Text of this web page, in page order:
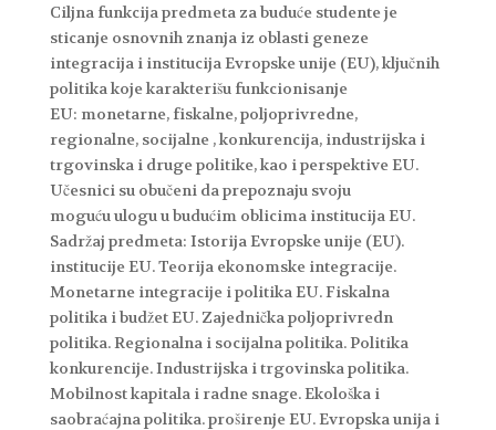
Ciljna funkcija predmeta za buduće studente je
sticanje osnovnih znanja iz oblasti geneze
integracija i institucija Evropske unije (EU), ključnih
politika koje karakterišu funkcionisanje
EU: monetarne, fiskalne, poljoprivredne,
regionalne, socijalne , konkurencija, industrijska i
trgovinska i druge politike, kao i perspektive EU.
Učesnici su obučeni da prepoznaju svoju
moguću ulogu u budućim oblicima institucija EU.
Sadržaj predmeta: Istorija Evropske unije (EU).
institucije EU. Teorija ekonomske integracije.
Monetarne integracije i politika EU. Fiskalna
politika i budžet EU. Zajednička poljoprivredn
politika. Regionalna i socijalna politika. Politika
konkurencije. Industrijska i trgovinska politika.
Mobilnost kapitala i radne snage. Ekološka i
saobraćajna politika. proširenje EU. Evropska unija i